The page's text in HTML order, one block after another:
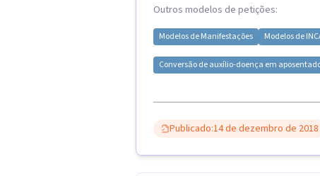
Outros modelos de petições:
Modelos deManifestações Modelos de
Conversão de auxílio-doença em
Publicado:14 de dezembro de 2018